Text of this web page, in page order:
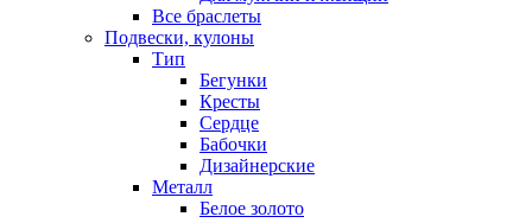
Все браслеты
Подвески, кулоны
Тип
Бегунки
Кресты
Сердце
Бабочки
Дизайнерские
Металл
Белое золото